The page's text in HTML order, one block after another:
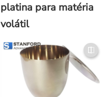
platina para matéria
volátil